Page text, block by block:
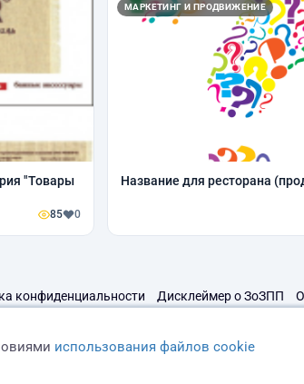
"Товары
85 0
МАРКЕТИНГ И ПРОДВИЖЕНИЕ
Название для ресторана
конфиденциальности Дисклеймер о ЗоЗПП
использования файлов cookie